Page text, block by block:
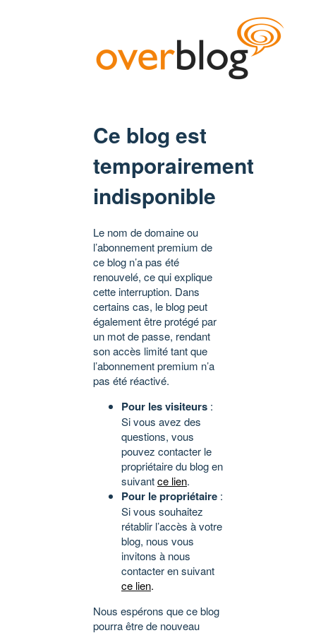
Ce blog est
temporairement
indisponible
Le nom de domaine ou
l’abonnement premium de
ce blog n’a pas été
renouvelé, ce qui explique
cette interruption. Dans
certains cas, le blog peut
également être protégé par
un mot de passe, rendant
son accès limité tant que
l’abonnement premium n’a
pas été réactivé.
Pour les visiteurs :
Si vous avez des
questions, vous
pouvez contacter le
propriétaire du blog en
suivantce lien.
Pour le propriétaire :
Si vous souhaitez
rétablir l’accès à votre
blog, nous vous
invitons à nous
contacter en suivant
ce lien.
Nous espérons que ce blog
pourra être de nouveau